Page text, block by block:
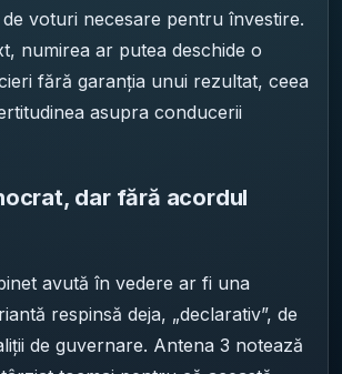
voturi necesare pentru învestire.
numirea ar putea deschide o
fără garanția unui rezultat, ceea
asupra conducerii
dar fără acordul
avută în vedere ar fi una
respinsă deja, „declarativ”, de
de guvernare. Antena 3 notează